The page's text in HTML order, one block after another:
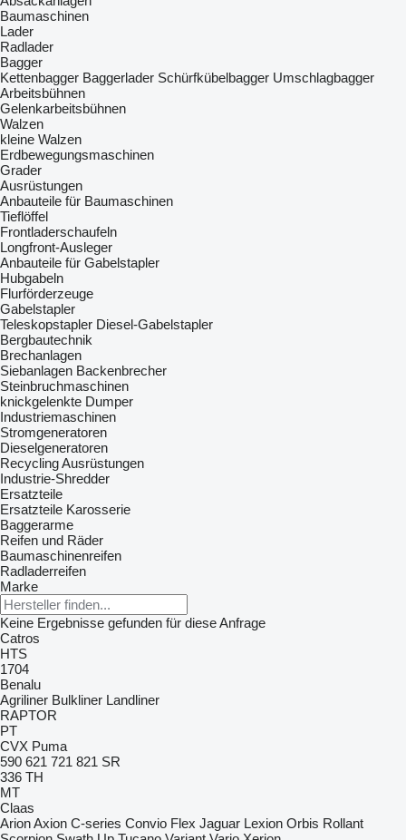
Baumaschinen
Lader
Radlader
Bagger
Kettenbagger Baggerlader Schürfkübelbagger Umschlagbagger
Arbeitsbühnen
Gelenkarbeitsbühnen
Walzen
kleine Walzen
Erdbewegungsmaschinen
Grader
Ausrüstungen
Anbauteile für Baumaschinen
Tieflöffel
Frontladerschaufeln
Longfront-Ausleger
Anbauteile für Gabelstapler
Hubgabeln
Flurförderzeuge
Gabelstapler
Teleskopstapler Diesel-Gabelstapler
Bergbautechnik
Brechanlagen
Siebanlagen‎ Backenbrecher
Steinbruchmaschinen
knickgelenkte Dumper
Industriemaschinen
Stromgeneratoren
Dieselgeneratoren
Recycling Ausrüstungen
Industrie-Shredder
Ersatzteile
Ersatzteile Karosserie
Baggerarme
Reifen und Räder
Baumaschinenreifen
Radladerreifen
Marke
Keine Ergebnisse gefunden für diese Anfrage
Catros
HTS
1704
Benalu
Agriliner Bulkliner Landliner
RAPTOR
PT
CVX Puma
590 621 721 821 SR
336 TH
MT
Claas
ArionAxion C-series Convio Flex Jaguar Lexion Orbis Rollant